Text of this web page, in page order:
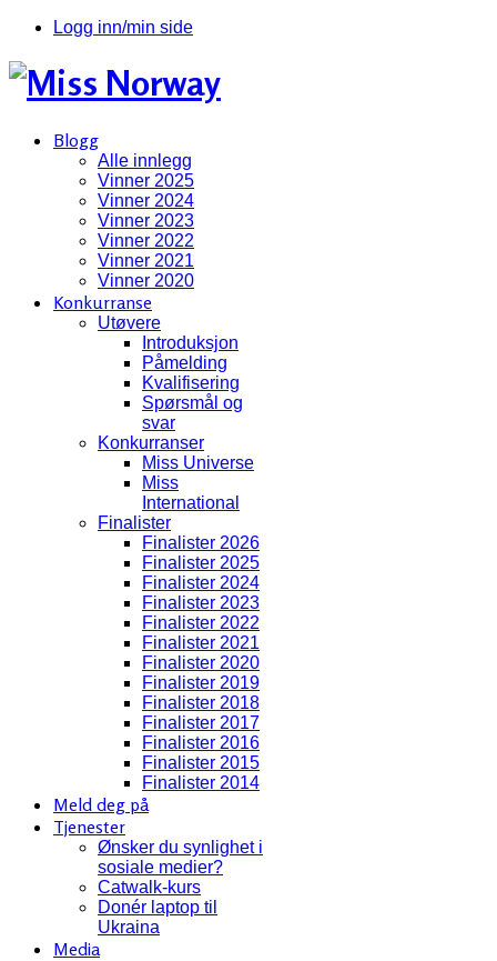
Logg inn/min side
Blogg
Alle innlegg
Vinner 2025
Vinner 2024
Vinner 2023
Vinner 2022
Vinner 2021
Vinner 2020
Konkurranse
Utøvere
Introduksjon
Påmelding
Kvalifisering
Spørsmål og
svar
Konkurranser
Miss Universe
Miss
International
Finalister
Finalister 2026
Finalister 2025
Finalister 2024
Finalister 2023
Finalister 2022
Finalister 2021
Finalister 2020
Finalister 2019
Finalister 2018
Finalister 2017
Finalister 2016
Finalister 2015
Finalister 2014
Meld deg på
Tjenester
Ønsker du synlighet i
sosiale medier?
Catwalk-kurs
Donér laptop til
Ukraina
Media